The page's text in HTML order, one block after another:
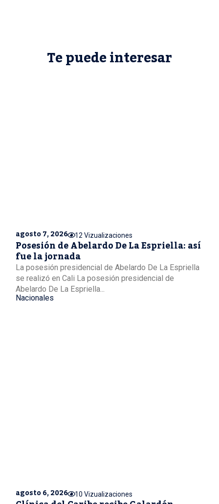
Te puede interesar
agosto 7, 2026 12 Vizualizaciones
Posesión de Abelardo De La Espriella: así
fue la jornada
La posesión presidencial de Abelardo De La Espriella
se realizó en Cali La posesión presidencial de
Abelardo De La Espriella...
Nacionales
agosto 6, 2026 10 Vizualizaciones